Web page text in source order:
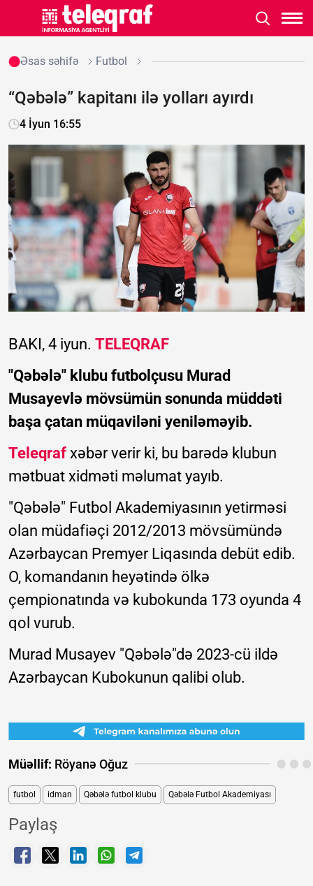
Əsas səhifə Futbol
“Qəbələ” kapitanı ilə yolları ayırdı
4 İyun 16:55
BAKI, 4 iyun. TELEQRAF
"Qəbələ" klubu futbolçusu Murad
Musayevlə mövsümün sonunda müddəti
başa çatan müqaviləni yeniləməyib.
Teleqraf xəbər verir ki, bu barədə klubun
mətbuat xidməti məlumat yayıb.
"Qəbələ" Futbol Akademiyasının yetirməsi
olan müdafiəçi 2012/2013 mövsümündə
Azərbaycan Premyer Liqasında debüt edib.
O, komandanın heyətində ölkə
çempionatında və kubokunda 173 oyunda 4
qol vurub.
Murad Musayev "Qəbələ"də 2023-cü ildə
Azərbaycan Kubokunun qalibi olub.
Müəllif: Röyanə Oğuz
futbol idman Qəbələ futbol klubu Qəbələ Futbol Akademiyası
Paylaş